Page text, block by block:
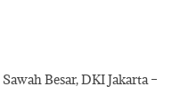
Besar, DKI Jakarta –